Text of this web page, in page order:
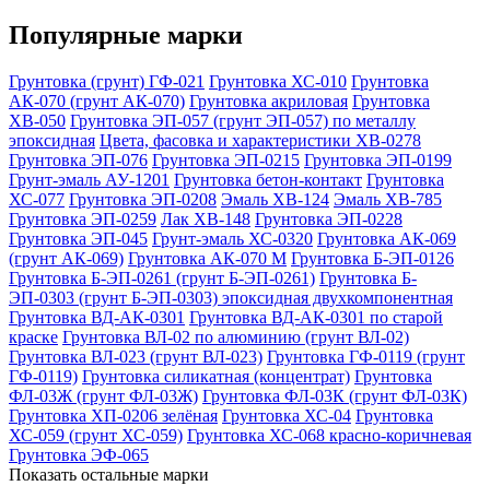
Популярные марки
Грунтовка (грунт) ГФ-021 Грунтовка ХС-010 Грунтовка
АК-070 (грунт АК-070) Грунтовка акриловая Грунтовка
ХВ-050 Грунтовка ЭП-057 (грунт ЭП-057) по металлу
эпоксидная Цвета, фасовка и характеристики ХВ‑0278
Грунтовка ЭП-076 Грунтовка ЭП-0215 Грунтовка ЭП-0199
Грунт-эмаль АУ-1201 Грунтовка бетон-контакт Грунтовка
ХС-077 Грунтовка ЭП-0208 Эмаль ХВ-124 Эмаль ХВ-785
Грунтовка ЭП-0259 Лак ХВ-148 Грунтовка ЭП-0228
Грунтовка ЭП-045 Грунт-эмаль ХС-0320 Грунтовка АК-069
(грунт АК-069) Грунтовка АК-070 М Грунтовка Б-ЭП-0126
Грунтовка Б-ЭП-0261 (грунт Б-ЭП-0261) Грунтовка Б-
ЭП-0303 (грунт Б-ЭП-0303) эпоксидная двухкомпонентная
Грунтовка ВД-АК-0301 Грунтовка ВД-АК-0301 по старой
краске Грунтовка ВЛ-02 по алюминию (грунт ВЛ-02)
Грунтовка ВЛ-023 (грунт ВЛ-023) Грунтовка ГФ-0119 (грунт
ГФ-0119) Грунтовка силикатная (концентрат) Грунтовка
ФЛ-03Ж (грунт ФЛ-03Ж) Грунтовка ФЛ-03К (грунт ФЛ-03К)
Грунтовка ХП-0206 зелёная Грунтовка ХС-04 Грунтовка
ХС-059 (грунт ХС-059) Грунтовка ХС-068 красно-коричневая
Грунтовка ЭФ-065
Показать остальные марки